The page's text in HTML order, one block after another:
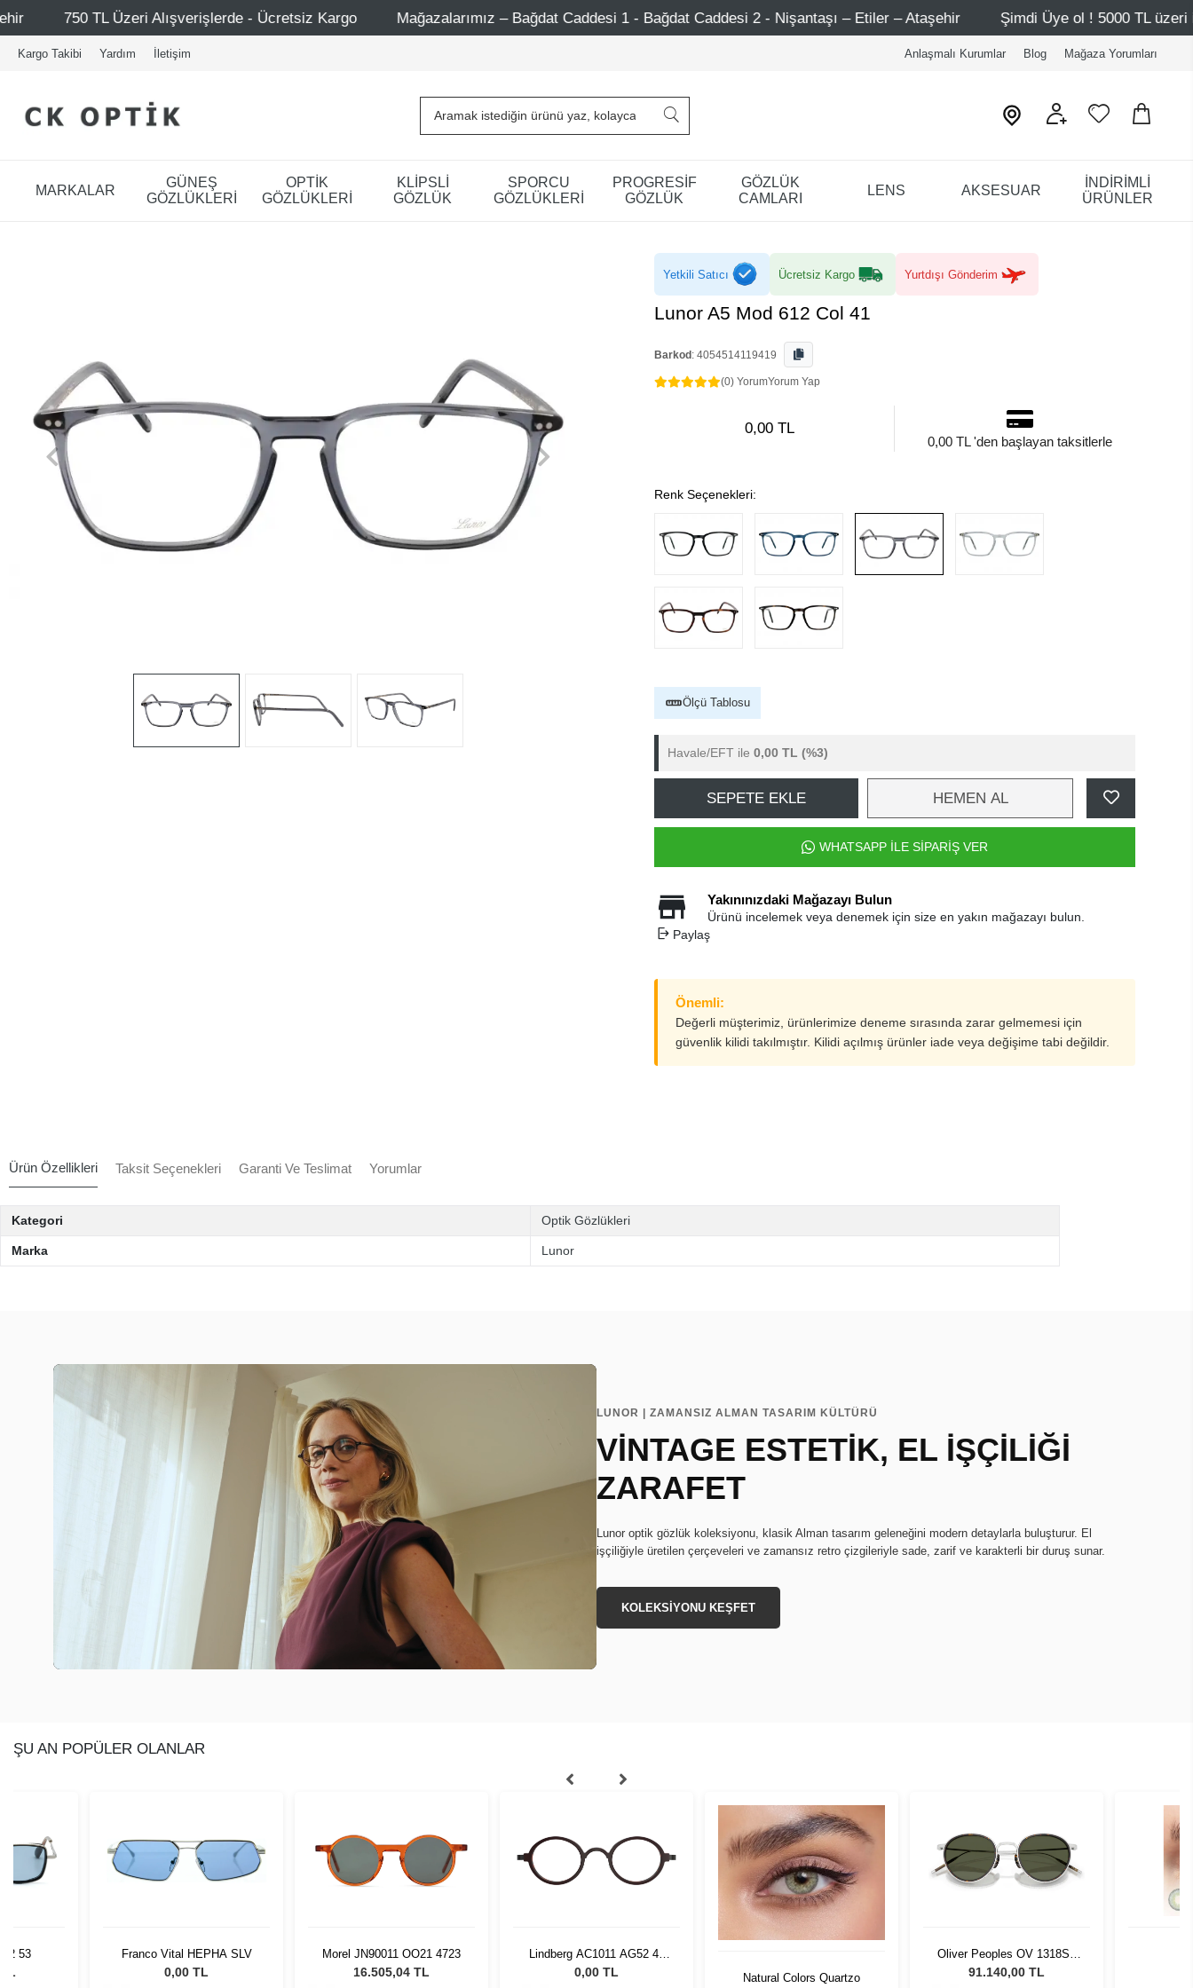
Alışverişlerde - Ücretsiz Kargo Mağazalarımız – Bağdat Caddesi 1 - Bağdat Caddesi 2 - Nişantaşı – Etiler – Ataşehir Şimdi Üye ol ! 5000 TL üzeri ilk alışverişinde 500
Kargo Takibi Yardım İletişim Anlaşmalı Kurumlar Blog Mağaza Yorumları
MARKALAR
GÜNEŞ
GÖZLÜKLERİ
OPTİK
GÖZLÜKLERİ
KLİPSLİ
GÖZLÜK
SPORCU
GÖZLÜKLERİ
PROGRESİF
GÖZLÜK
GÖZLÜK
CAMLARI
LENS AKSESUAR
İNDİRİMLİ
ÜRÜNLER
Yetkili Satıcı Ücretsiz Kargo Yurtdışı Gönderim
Lunor A5 Mod 612 Col 41
Barkod : 4054514119419
(0) YorumYorum Yap
0,00 TL
0,00 TL 'den başlayan taksitlerle
Renk Seçenekleri:
Ölçü Tablosu
Havale/EFT ile 0,00 TL (%3)
SEPETE EKLE HEMEN AL
WHATSAPP İLE SİPARİŞ VER
Yakınınızdaki Mağazayı Bulun
Ürünü incelemek veya denemek için size en yakın mağazayı bulun.
Paylaş
Önemli:
Değerli müşterimiz, ürünlerimize deneme sırasında zarar gelmemesi için
güvenlik kilidi takılmıştır. Kilidi açılmış ürünler iade veya değişime tabi değildir.
Ürün Özellikleri Taksit Seçenekleri Garanti Ve Teslimat Yorumlar
Kategori Optik Gözlükleri
Marka Lunor
LUNOR | ZAMANSIZ ALMAN TASARIM KÜLTÜRÜ
VİNTAGE ESTETİK, EL İŞÇİLİĞİ
ZARAFET
Lunor optik gözlük koleksiyonu, klasik Alman tasarım geleneğini modern detaylarla buluşturur. El
işçiliğiyle üretilen çerçeveleri ve zamansız retro çizgileriyle sade, zarif ve karakterli bir duruş sunar.
KOLEKSİYONU KEŞFET
ŞU AN POPÜLER OLANLAR
53 Franco Vital HEPHA SLV
0,00 TL
Morel JN90011 OO21 4723
16.505,04 TL
Lindberg AC1011 AG52 42
135
0,00 TL Natural Colors Quartzo
Oliver Peoples OV 1318ST
527652 48
91.140,00 TL